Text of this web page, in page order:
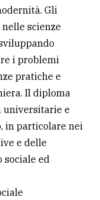
Gli
scienze
i problemi
pratiche e
Il diploma
universitarie e
in particolare nei
e delle
sociale ed